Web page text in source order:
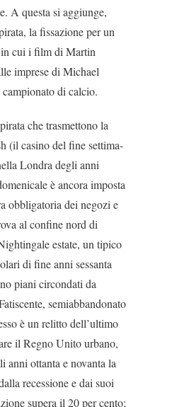
A questa si aggiunge,
la fissazio­ne per un
cui i film di Mar­tin
imprese di Michael
di calcio.
che trasmettono la
(il casino del fine settima­
Londra degli anni
è ancora imposta
obbligatoria dei negozi e
al confine nord di
estate, un tipico
di fine anni sessanta
piani circondati da
semiabbandonato
è un relitto dell’ultimo
il Regno Unito urbano,
anni ottanta e novanta la
recessione e dai suoi
supera il 20 per cento;